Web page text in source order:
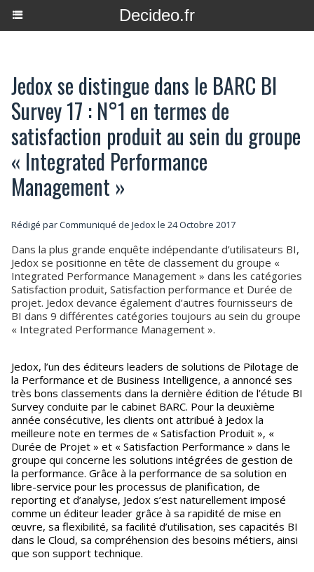
Decideo.fr
Jedox se distingue dans le BARC BI
Survey 17 : N°1 en termes de
satisfaction produit au sein du groupe
« Integrated Performance
Management »
Rédigé par Communiqué de Jedox le 24 Octobre 2017
Dans la plus grande enquête indépendante d’utilisateurs BI,
Jedox se positionne en tête de classement du groupe «
Integrated Performance Management » dans les catégories
Satisfaction produit, Satisfaction performance et Durée de
projet. Jedox devance également d’autres fournisseurs de
BI dans 9 différentes catégories toujours au sein du groupe
« Integrated Performance Management ».
Jedox, l’un des éditeurs leaders de solutions de Pilotage de
la Performance et de Business Intelligence, a annoncé ses
très bons classements dans la dernière édition de l’étude BI
Survey conduite par le cabinet BARC. Pour la deuxième
année consécutive, les clients ont attribué à Jedox la
meilleure note en termes de « Satisfaction Produit », «
Durée de Projet » et « Satisfaction Performance » dans le
groupe qui concerne les solutions intégrées de gestion de
la performance. Grâce à la performance de sa solution en
libre-service pour les processus de planification, de
reporting et d’analyse, Jedox s’est naturellement imposé
comme un éditeur leader grâce à sa rapidité de mise en
œuvre, sa flexibilité, sa facilité d’utilisation, ses capacités BI
dans le Cloud, sa compréhension des besoins métiers, ainsi
que son support technique.